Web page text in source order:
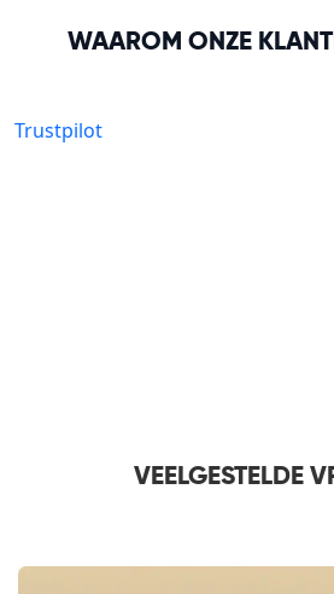
WAAROM ONZE
Trustpilot
VEELGESTELDE